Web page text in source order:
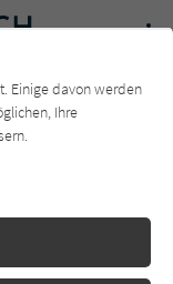
Newsletter
Einige davon werden
Ihre